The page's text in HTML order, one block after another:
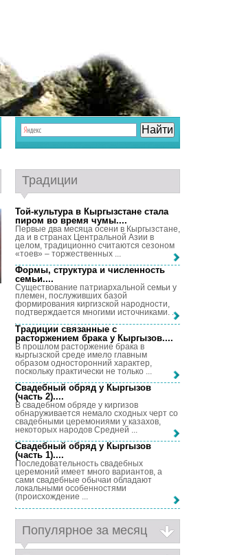
Традиции
Той-культура в Кыргызстане стала
пиром во время чумы....
Первые два месяца осени в Кыргызстане,
да и в странах Центральной Азии в
целом, традиционно считаются сезоном
«тоев» – торжественных ...
Формы, структура и численность
семьи....
Существование патриархальной семьи у
племен, послуживших базой
формирования киргизской народности,
подтверждается многими источниками. ...
Традиции связанные с
расторжением брака у Кыргызов....
В прошлом расторжение брака в
кыргызской среде имело главным
образом односторонний характер,
поскольку практически не только ...
Свадебный обряд у Кыргызов
(часть 2)....
В свадебном обряде у киргизов
обнаруживается немало сходных черт со
свадебными церемониями у казахов,
некоторых народов Средней ...
Свадебный обряд у Кыргызов
(часть 1)....
Последовательность свадебных
церемоний имеет много вариантов, а
сами свадебные обычаи обладают
локальными особенностями
(происхождение ...
Популярное за месяц